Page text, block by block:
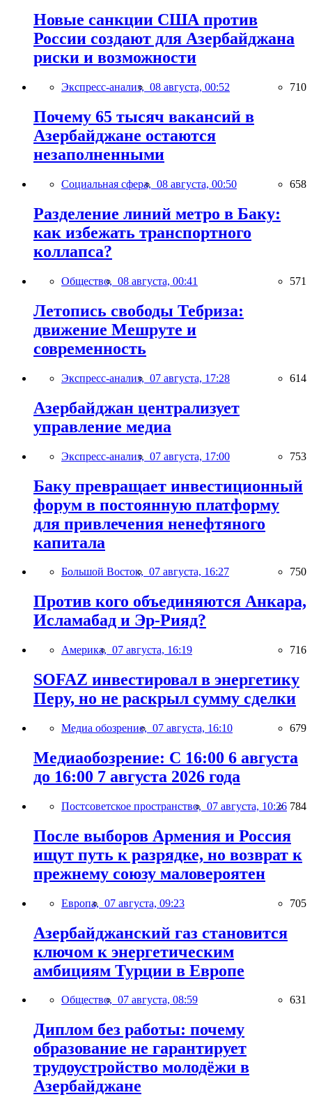
Новые санкции США против
России создают для Азербайджана
риски и возможности
Экспресс-анализ, 08 августа, 00:52 710
Почему 65 тысяч вакансий в
Азербайджане остаются
незаполненными
Социальная сфера, 08 августа, 00:50 658
Разделение линий метро в Баку:
как избежать транспортного
коллапса?
Общество, 08 августа, 00:41 571
Летопись свободы Тебриза:
движение Мешруте и
современность
Экспресс-анализ, 07 августа, 17:28 614
Азербайджан централизует
управление медиа
Экспресс-анализ, 07 августа, 17:00 753
Баку превращает инвестиционный
форум в постоянную платформу
для привлечения ненефтяного
капитала
Большой Восток, 07 августа, 16:27 750
Против кого объединяются Анкара,
Исламабад и Эр-Рияд?
Америка, 07 августа, 16:19 716
SOFAZ инвестировал в энергетику
Перу, но не раскрыл сумму сделки
Медиа обозрение, 07 августа, 16:10 679
Медиаобозрение: С 16:00 6 августа
до 16:00 7 августа 2026 года
Постсоветское пространство, 07 августа, 10:26 784
После выборов Армения и Россия
ищут путь к разрядке, но возврат к
прежнему союзу маловероятен
Европа, 07 августа, 09:23 705
Азербайджанский газ становится
ключом к энергетическим
амбициям Турции в Европе
Общество, 07 августа, 08:59 631
Диплом без работы: почему
образование не гарантирует
трудоустройство молодёжи в
Азербайджане